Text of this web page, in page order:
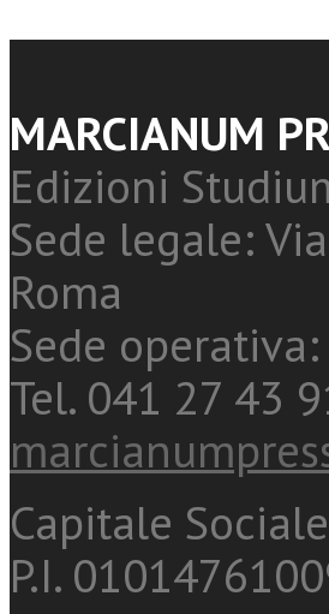
MARCIANUM
Edizioni
Sede legale:
Roma
Sede
Tel. 041 27 43
Capitale
P.I.